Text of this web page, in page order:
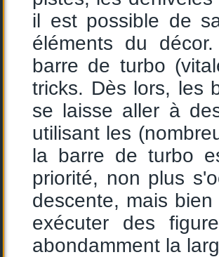
il est possible de
éléments du
barre de turbo
tricks. Dès lors, les
se laisse aller à
utilisant les
la barre de turbo
priorité, non plus
descente, mais
exécuter des
abondamment la